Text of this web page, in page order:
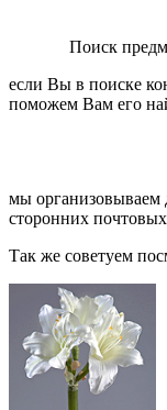
Поиск
если Вы в поиске
поможем Вам его
мы организовываем
сторонних
Так же советуем